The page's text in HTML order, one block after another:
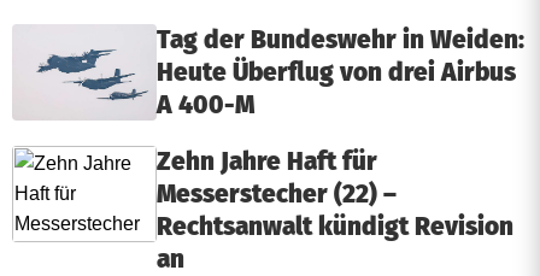
Tag der Bundeswehr in Weiden:
Heute Überflug von drei Airbus
A 400-M
Zehn Jahre Haft für
Messerstecher (22) –
Rechtsanwalt kündigt Revision
an